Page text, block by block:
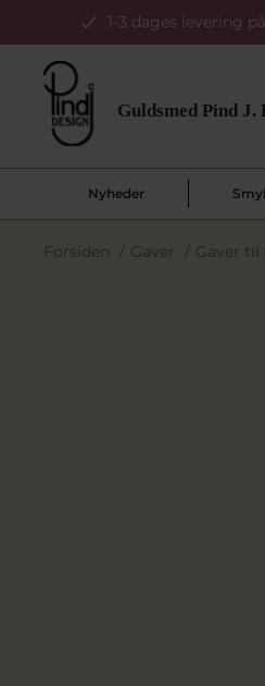
1-3 dages levering
Nyheder
Forsiden / Gaver / Gaver til